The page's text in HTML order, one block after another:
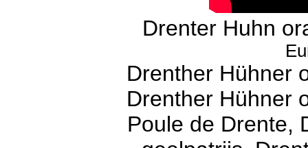
Drenter Huhn
Drenther Hühner
Drenther Hühner
Poule de Drente,